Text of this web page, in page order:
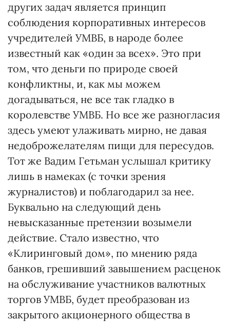
других задач является принцип
соблюдения корпоративных интересов
учредителей УМВБ, в народе более
известный как «один за всех». Это при
том, что деньги по природе своей
конфликтны, и, как мы можем
догадываться, не все так гладко в
королевстве УМВБ. Но все же разногласия
здесь умеют улаживать мирно, не давая
недоброжелателям пищи для пересудов.
Тот же Вадим Гетьман услышал критику
лишь в намеках (с точки зрения
журналистов) и поблагодарил за нее.
Буквально на следующий день
невысказанные претензии возымели
действие. Стало известно, что
«Клиринговый дом», по мнению ряда
банков, грешивший завышением расценок
на обслуживание участников валютных
торгов УМВБ, будет преобразован из
закрытого акционерного общества в